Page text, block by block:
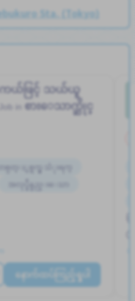
Sta. (Tokyo)
ကယ်ဖြင့် သယ်ယူ
စားေသာက္ဆိုင္
တစ္ပတ္ႏွစ္ရက္မွ သံုးရက္
အလုပ္ခ်ိန္နည္းေသာ
နောက်ထပ်ကြည့်ရှုပါ